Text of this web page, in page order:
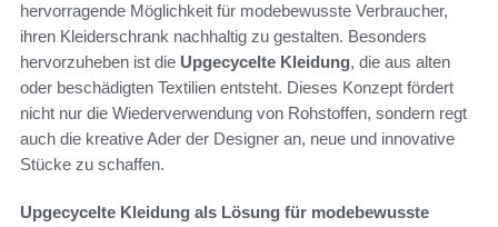
hervorragende Möglichkeit für modebewusste Verbraucher,
ihren Kleiderschrank nachhaltig zu gestalten. Besonders
hervorzuheben ist die Upgecycelte Kleidung, die aus alten
oder beschädigten Textilien entsteht. Dieses Konzept fördert
nicht nur die Wiederverwendung von Rohstoffen, sondern regt
auch die kreative Ader der Designer an, neue und innovative
Stücke zu schaffen.
Upgecycelte Kleidung als Lösung für modebewusste